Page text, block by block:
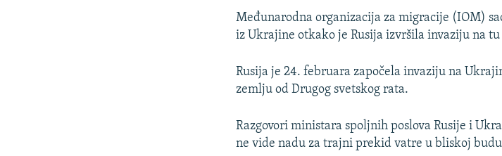
Međunarodna organizacija za migracije (IOM)
iz Ukrajine otkako je Rusija izvršila invaziju na
Rusija je 24. februara započela invaziju na
zemlju od Drugog svetskog rata.
Razgovori ministara spoljnih poslova Rusije i
ne vide nadu za trajni prekid vatre u bliskoj